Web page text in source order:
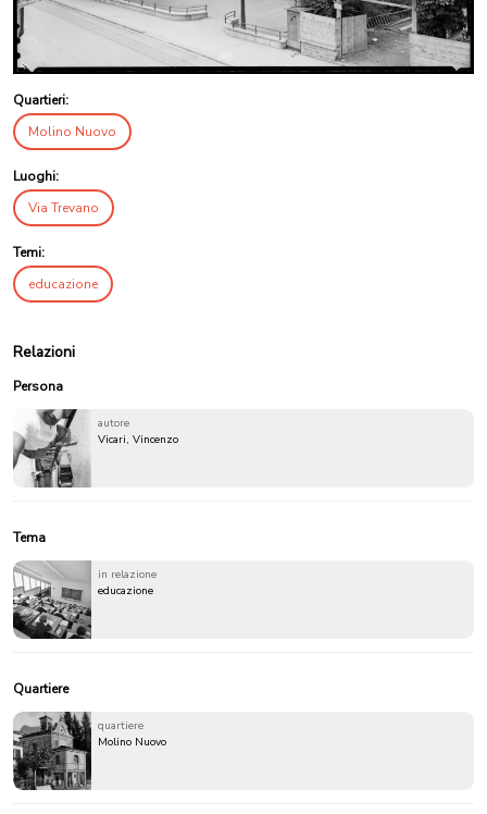
Quartieri:
Molino Nuovo
Luoghi:
Via Trevano
Temi:
educazione
Relazioni
Persona
autore
Vicari, Vincenzo
Tema
in relazione
educazione
Quartiere
quartiere
Molino Nuovo